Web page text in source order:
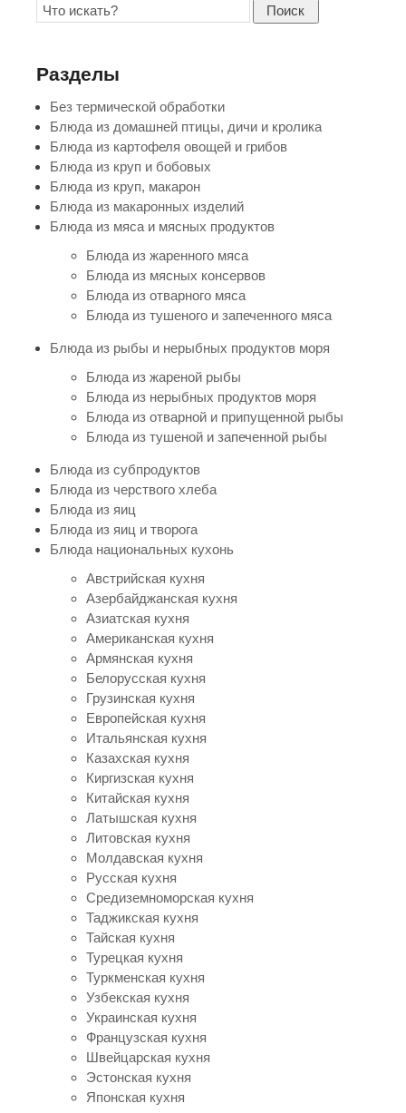
Поиск
Разделы
Без термической обработки
Блюда из домашней птицы, дичи и кролика
Блюда из картофеля овощей и грибов
Блюда из круп и бобовых
Блюда из круп, макарон
Блюда из макаронных изделий
Блюда из мяса и мясных продуктов
Блюда из жаренного мяса
Блюда из мясных консервов
Блюда из отварного мяса
Блюда из тушеного и запеченного мяса
Блюда из рыбы и нерыбных продуктов моря
Блюда из жареной рыбы
Блюда из нерыбных продуктов моря
Блюда из отварной и припущенной рыбы
Блюда из тушеной и запеченной рыбы
Блюда из субпродуктов
Блюда из черствого хлеба
Блюда из яиц
Блюда из яиц и творога
Блюда национальных кухонь
Австрийская кухня
Азербайджанская кухня
Азиатская кухня
Американская кухня
Армянская кухня
Белорусская кухня
Грузинская кухня
Европейская кухня
Итальянская кухня
Казахская кухня
Киргизская кухня
Китайская кухня
Латышская кухня
Литовская кухня
Молдавская кухня
Русская кухня
Средиземноморская кухня
Таджикская кухня
Тайская кухня
Турецкая кухня
Туркменская кухня
Узбекская кухня
Украинская кухня
Французская кухня
Швейцарская кухня
Эстонская кухня
Японская кухня